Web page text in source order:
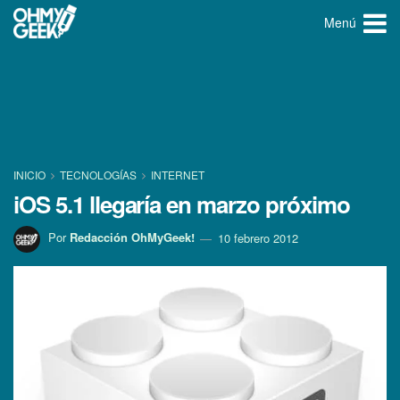
Menú
INICIO TECNOLOGÍ­AS INTERNET
iOS 5.1 llegarí­a en marzo próximo
Por Redacción OhMyGeek! 10 febrero 2012